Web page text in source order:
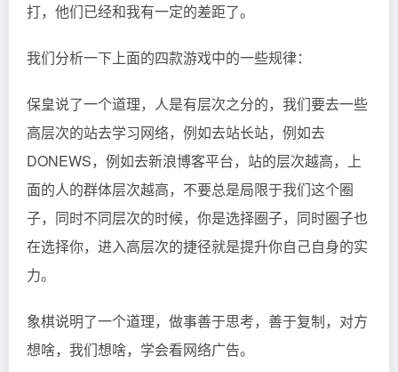
打，他们已经和我有一定的差距了。
我们分析一下上面的四款游戏中的一些规律：
保皇说了一个道理，人是有层次之分的，我们要去一些
高层次的站去学习网络，例如去站长站，例如去
DONEWS，例如去新浪博客平台，站的层次越高，上
面的人的群体层次越高，不要总是局限于我们这个圈
子，同时不同层次的时候，你是选择圈子，同时圈子也
在选择你，进入高层次的捷径就是提升你自己自身的实
力。
象棋说明了一个道理，做事善于思考，善于复制，对方
想啥，我们想啥，学会看网络广告。